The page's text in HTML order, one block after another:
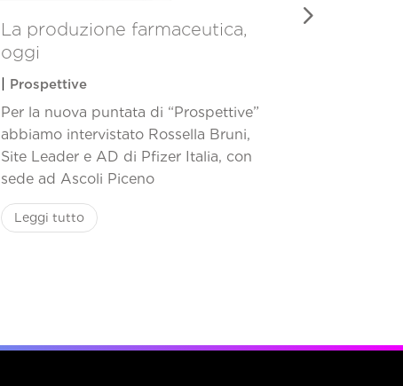
La produzione farmaceutica,
oggi
| Prospettive
Per la nuova puntata di “Prospettive”
abbiamo intervistato Rossella Bruni,
Site Leader e AD di Pfizer Italia, con
sede ad Ascoli Piceno
Leggi tutto